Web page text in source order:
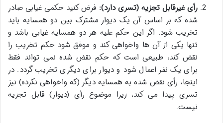
رأی غیرقابل تجزیه (تسری دارد): فرض کنید حکمی غیابی صادر
شده که بر اساس آن یک دیوار مشترک بین دو همسایه باید
تخریب شود. اگر این حکم علیه هر دو همسایه غیابی باشد و
تنها یکی از آن ها واخواهی کند و موفق شود حکم تخریب را
نقض کند، طبیعی است که حکم نقض شده نمی تواند فقط
برای یک نفر اعمال شود و دیوار برای دیگری تخریب گردد. در
اینجا، رأی نقض شده به همسایه دیگر (که واخواهی نکرده) نیز
تسری پیدا می کند، زیرا موضوع رأی (دیوار) قابل تجزیه
نیست.